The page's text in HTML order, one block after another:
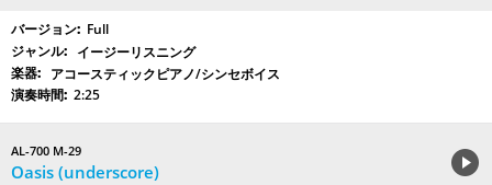
Full
イージーリスニング
アコースティックピアノ/シンセボイス
2:25
AL-700 M-29
Oasis (underscore)